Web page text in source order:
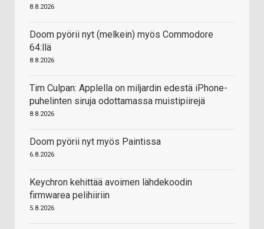
8.8.2026
Doom pyörii nyt (melkein) myös Commodore
64:llä
8.8.2026
Tim Culpan: Applella on miljardin edestä iPhone-
puhelinten siruja odottamassa muistipiirejä
8.8.2026
Doom pyörii nyt myös Paintissa
6.8.2026
Keychron kehittää avoimen lähdekoodin
firmwarea pelihiiriin
5.8.2026